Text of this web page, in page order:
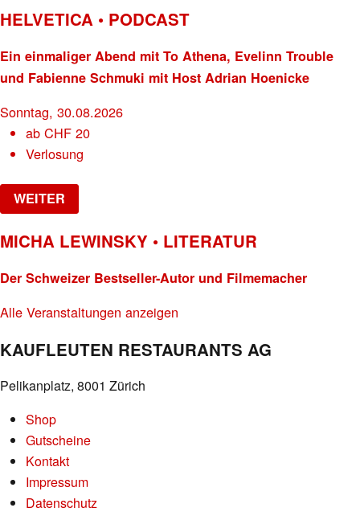
HELVETICA • PODCAST
Ein einmaliger Abend mit To Athena, Evelinn Trouble
und Fabienne Schmuki mit Host Adrian Hoenicke
Sonntag, 30.08.2026
abCHF 20
Verlosung
WEITER
MICHA LEWINSKY • LITERATUR
Der Schweizer Bestseller-Autor und Filmemacher
Alle Veranstaltungen anzeigen
KAUFLEUTEN RESTAURANTS AG
Pelikanplatz, 8001 Zürich
Shop
Gutscheine
Kontakt
Impressum
Datenschutz